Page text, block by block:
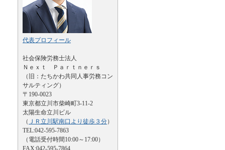
代表プロフィール
社会保険労務士法人
Ｎｅｘｔ Ｐａｒｔｎｅｒｓ
（旧：たちかわ共同人事労務コン
サルティング）
〒190-0023
東京都立川市柴崎町3-11-2
太陽生命立川ビル
（ ＪＲ立川駅南口より徒歩３分）
TEL:042-595-7863
（電話受付時間10:00～17:00）
FAX:042-595-7864